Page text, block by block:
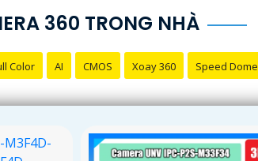
360 TRONG NHÀ
Color AI CMOS Xoay 360 Speed Dome